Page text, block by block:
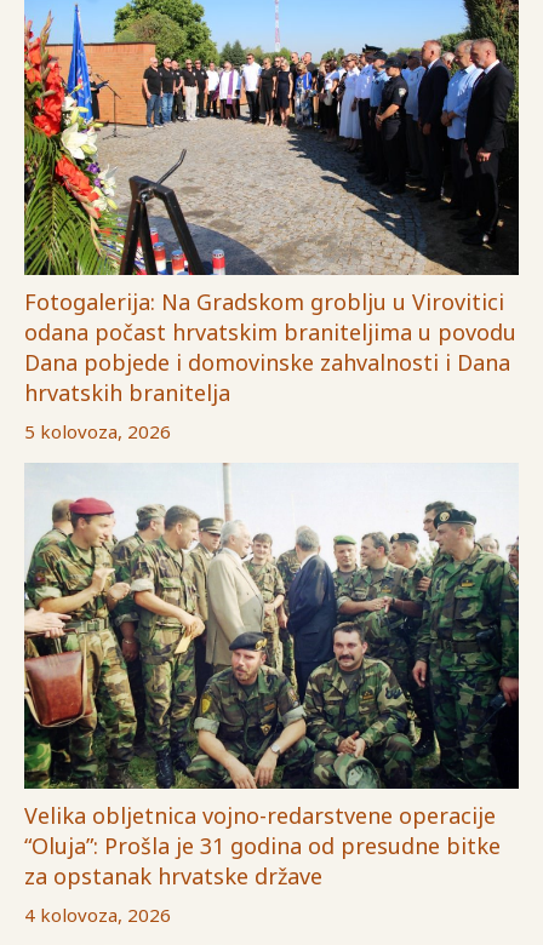
Fotogalerija: Na Gradskom groblju u Virovitici
odana počast hrvatskim braniteljima u povodu
Dana pobjede i domovinske zahvalnosti i Dana
hrvatskih branitelja
5 kolovoza, 2026
Velika obljetnica vojno-redarstvene operacije
“Oluja”: Prošla je 31 godina od presudne bitke
za opstanak hrvatske države
4 kolovoza, 2026